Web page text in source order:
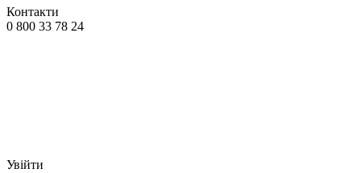
Контакти
0 800 33 78 24
Увійти